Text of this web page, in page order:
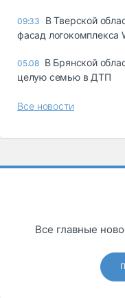
09:33
В Тверской
фасад логокомплекса
05.08 В Брянской
целую семью в ДТП
Все новости
Все главные